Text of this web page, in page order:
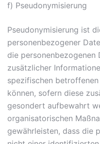
f) Pseudonymisierung
Pseudonymisierung ist
personenbezogener
die personenbezogenen
zusätzlicher
spezifischen
können, sofern diese
gesondert aufbewahrt
organisatorischen
gewährleisten, dass die